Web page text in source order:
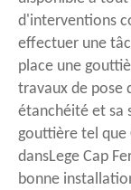
d'interventions
effectuer une
place une
travaux de pose
étanchéité et sa
gouttière tel que
dansLege Cap
bonne